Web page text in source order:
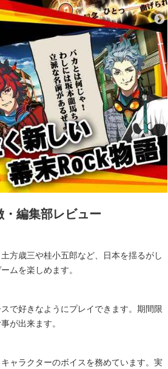
編集部レビュー
方歳三や桂小五郎など、日本を揺るがし
ムを楽しめます。
で好きなようにプレイできます。期間限
が出来ます。
ャラクターのボイスを務めています。実